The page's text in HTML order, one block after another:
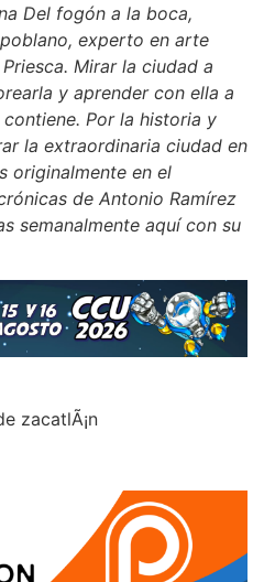
Del fogón a la boca,
experto en arte
Mirar la ciudad a
y aprender con ella a
Por la historia y
la extraordinaria ciudad en
originalmente en el
de Antonio Ramírez
semanalmente aquí con su